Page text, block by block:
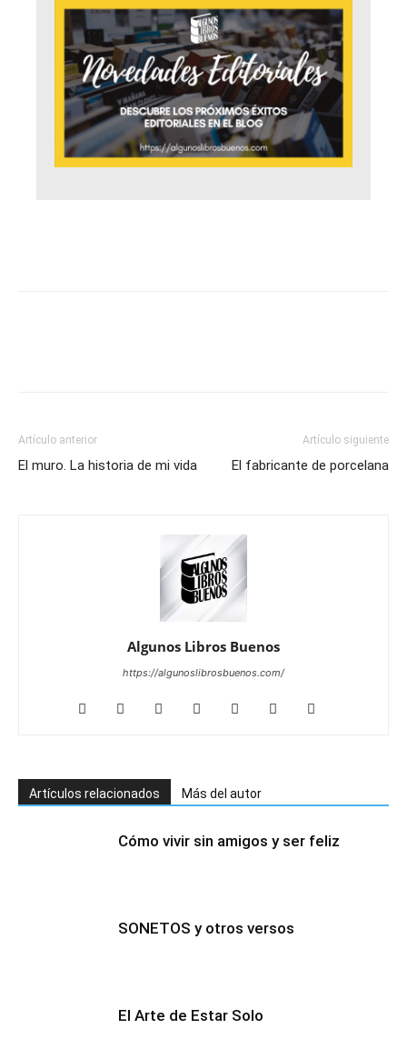
Artículo anterior
El muro. La historia de mi vida
Artículo siguiente
El fabricante de porcelana
Algunos Libros Buenos
https://algunoslibrosbuenos.com/
Artículos relacionados Más del autor
Cómo vivir sin amigos y ser feliz
SONETOS y otros versos
El Arte de Estar Solo